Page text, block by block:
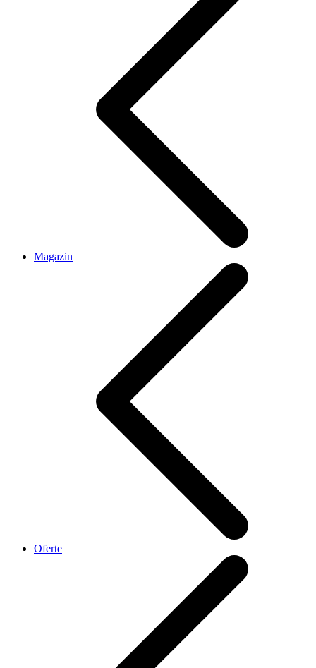
Magazin
Oferte